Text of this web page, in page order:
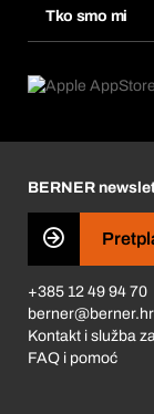
Pretplate
Tražitelji proizvoda
Tko smo mi
Što nas pokreće
Business Conduct
BERNER
+385 12 49 94 70
berner@berner.hr
Kontakt i služba
FAQ i pomoć